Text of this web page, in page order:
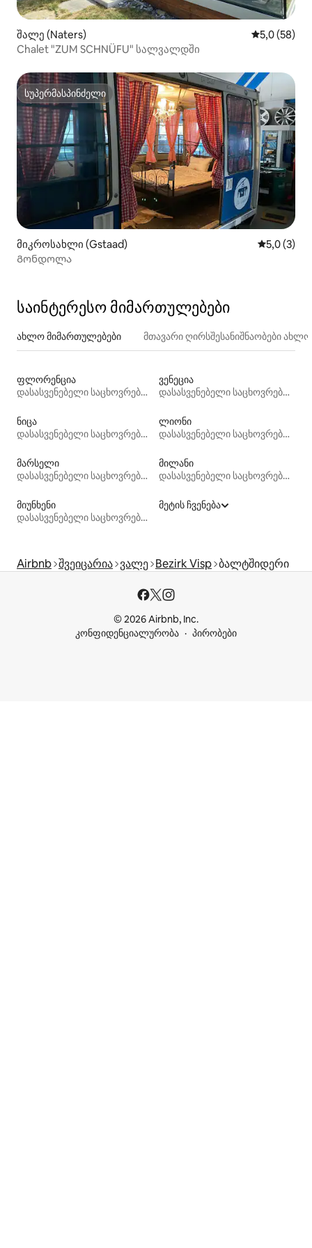
შალე (Naters) საშუალო
5,0 (58)
Chalet "ZUM SCHNÜFU" სალვალდში
სუპერმასპინძელი
სუპერმასპინძელი
მიკროსახლი (Gstaad) საშუალო
5,0 (3)
Გონდოლა
საინტერესო მიმართულებები
ახლო მიმართულებები მთავარი ღირსშესანიშნაობები
ფლორენცია
დასასვენებელი საცხოვრებლები
ვენეცია
დასასვენებელი საცხოვრებლები
ნიცა
დასასვენებელი საცხოვრებლები
ლიონი
დასასვენებელი საცხოვრებლები
მარსელი
დასასვენებელი საცხოვრებლები
მილანი
დასასვენებელი საცხოვრებლები
მიუნხენი
დასასვენებელი საცხოვრებლები
მეტის ჩვენება
Airbnb შვეიცარია ვალე Bezirk Visp ბალტშიდერი
© 2026 Airbnb, Inc.
კონფიდენციალურობა
პირობები